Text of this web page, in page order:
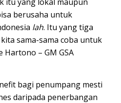
berusaha untuk
lah. Itu yang tiga
sama-sama coba untuk
Hartono – GM GSA
bagi penumpang mesti
daripada penerbangan